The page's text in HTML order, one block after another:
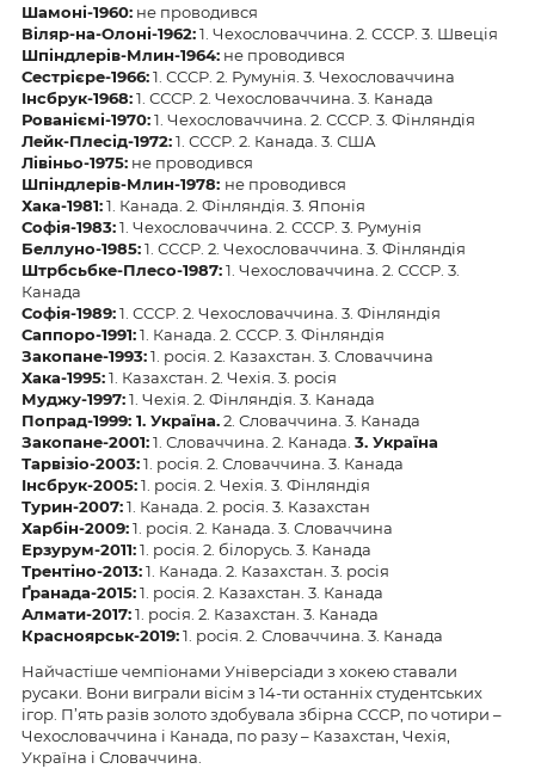
Шамоні-1960: не проводився
Віляр-на-Олоні-1962:1. Чехословаччина. 2. СССР. 3. Швеція
Шпіндлерів-Млин-1964: не проводився
Сестрієре-1966:1. СССР. 2. Румунія. 3. Чехословаччина
Інсбрук-1968:1. СССР. 2. Чехословаччина. 3. Канада
Рованіємі-1970:1. Чехословаччина. 2. СССР. 3. Фінляндія
Лейк-Плесід-1972:1. СССР. 2. Канада. 3. США
Лівіньо-1975: не проводився
Шпіндлерів-Млин-1978: не проводився
Хака-1981:1. Канада. 2. Фінляндія. 3. Японія
Софія-1983:1. Чехословаччина. 2. СССР. 3. Румунія
Беллуно-1985:1. СССР. 2. Чехословаччина. 3. Фінляндія
Штрбсьбке-Плесо-1987:1. Чехословаччина. 2. СССР. 3.
Канада
Софія-1989:1. СССР. 2. Чехословаччина. 3. Фінляндія
Саппоро-1991:1. Канада. 2. СССР. 3. Фінляндія
Закопане-1993:1. росія. 2. Казахстан. 3. Словаччина
Хака-1995:1. Казахстан. 2. Чехія. 3. росія
Муджу-1997:1. Чехія. 2. Фінляндія. 3. Канада
Попрад-1999: 1. Україна.2. Словаччина. 3. Канада
Закопане-2001:1. Словаччина. 2. Канада. 3. Україна
Тарвізіо-2003:1. росія. 2. Словаччина. 3. Канада
Інсбрук-2005:1. росія. 2. Чехія. 3. Фінляндія
Турин-2007:1. Канада. 2. росія. 3. Казахстан
Харбін-2009:1. росія. 2. Канада. 3. Словаччина
Ерзурум-2011:1. росія. 2. білорусь. 3. Канада
Трентіно-2013:1. Канада. 2. Казахстан. 3. росія
Ґранада-2015:1. росія. 2. Казахстан. 3. Канада
Алмати-2017:1. росія. 2. Казахстан. 3. Канада
Красноярськ-2019:1. росія. 2. Словаччина. 3. Канада
Найчастіше чемпіонами Універсіади з хокею ставали
русаки. Вони виграли вісім з 14-ти останніх студентських
ігор. П’ять разів золото здобувала збірна СССР, по чотири –
Чехословаччина і Канада, по разу – Казахстан, Чехія,
Україна і Словаччина.